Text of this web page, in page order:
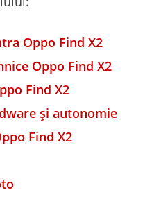
Oppo Find X2
Oppo Find X2
Find X2
și autonomie
Find X2